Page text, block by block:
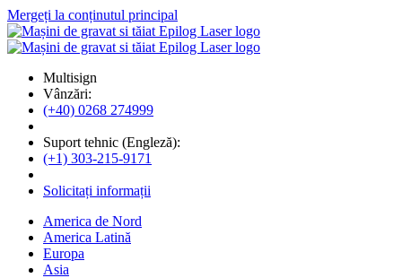
Mergeți la conținutul principal
Multisign
Vânzări:
(+40) 0268 274999
Suport tehnic (Engleză):
(+1) 303-215-9171
Solicitați informații
America de Nord
America Latină
Europa
Asia